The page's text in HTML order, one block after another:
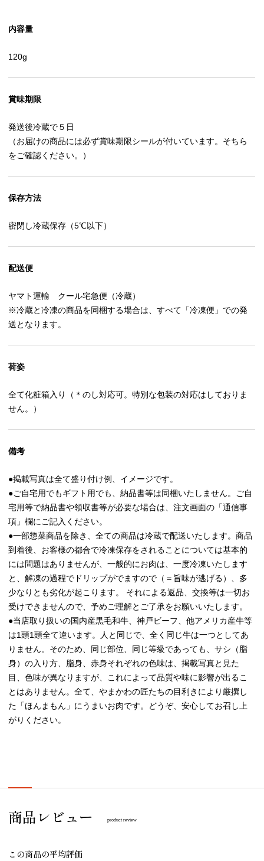
内容量
120g
賞味期限
発送後冷蔵で５日
（お届けの商品には必ず賞味期限シールが付いています。そちら
をご確認ください。）
保存方法
密閉し冷蔵保存（5℃以下）
配送便
ヤマト運輸 クール宅急便（冷蔵）
※冷蔵と冷凍の商品を同梱する場合は、すべて「冷凍便」での発
送となります。
荷姿
全て化粧箱入り（＊のし対応可。特別な包装の対応はしておりま
せん。）
備考
●掲載写真は全て盛り付け例、イメージです。
●ご自宅用でもギフト用でも、納品書等は同梱いたしません。ご自
宅用等で納品書や領収書等が必要な場合は、注文画面の「通信事
項」欄にご記入ください。
●一部惣菜商品を除き、全ての商品は冷蔵で配送いたします。商品
到着後、お客様の都合で冷凍保存をされることについては基本的
には問題はありませんが、一般的にお肉は、一度冷凍いたします
と、解凍の過程でドリップがでますので（＝旨味が逃げる）、多
少なりとも劣化が起こります。 それによる返品、交換等は一切お
受けできませんので、予めご理解とご了承をお願いいたします。
●当店取り扱いの国内産黒毛和牛、神戸ビーフ、他アメリカ産牛等
は1頭1頭全て違います。人と同じで、全く同じ牛は一つとしてあ
りません。そのため、同じ部位、同じ等級であっても、サシ（脂
身）の入り方、脂身、赤身それぞれの色味は、掲載写真と見た
目、色味が異なりますが、これによって品質や味に影響が出るこ
とはありません。全て、やまかわの匠たちの目利きにより厳撰し
た「ほんまもん」にうまいお肉です。どうぞ、安心してお召し上
がりください。
商品レビュー product review